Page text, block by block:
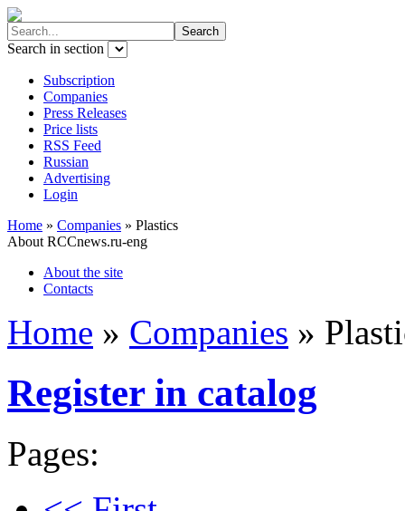
Search in section
Subscription
Companies
Press Releases
Price lists
RSS Feed
Russian
Advertising
Login
Home » Companies » Plastics
About RCCnews.ru-eng
About the site
Contacts
Home » Companies »
Register in catalog
Pages: